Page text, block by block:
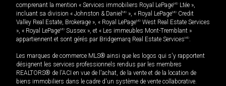
comprenant la mention « Services immobiliers Royal LePageMD Ltée »,
incluant sa division « Johnston & Daniel MD », « Royal LePageMD Credit
Valley Real Estate, Brokerage », « Royal LePageMD West Real Estate Services
», « Royal LePageMD Sussex », et « Les immeubles Mont-Tremblant »
appartiennent et sont gérés par Bridgemarq Real Estate ServicesMD.
Les marques de commerce MLS® ainsi que les logos qui s'y rapportent
désignent les services professionnels rendus par les membres
REALTORS® de l'ACI en vue de l'achat, de la vente et de la location de
biens immobiliers dans le cadre d'un système de vente collaborative.